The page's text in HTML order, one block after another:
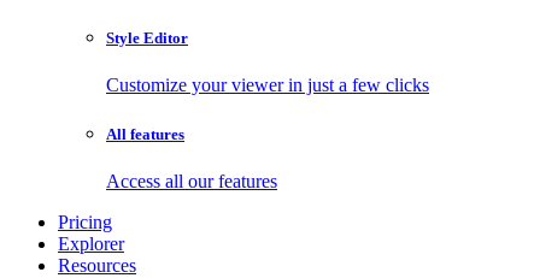
Style Editor
Customize your viewer in just a few clicks
All features
Access all our features
Pricing
Explorer
Resources